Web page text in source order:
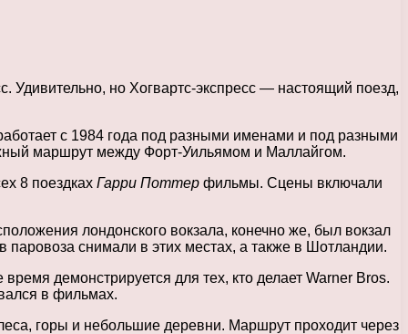
Удивительно, но Хогвартс-экспресс — настоящий поезд,
с 1984 года под разными именами и под разными
маршрут между Форт-Уильямом и Маллайгом.
8 поездках Гарри Поттер фильмы. Сцены включали
лондонского вокзала, конечно же, был вокзал
снимали в этих местах, а также в Шотландии.
демонстрируется для тех, кто делает Warner Bros.
в фильмах.
горы и небольшие деревни. Маршрут проходит через